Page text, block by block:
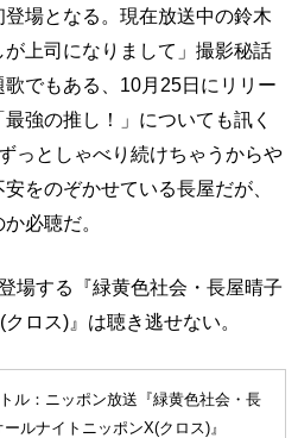
場となる。現在放送中の鈴木
上司になりまして」撮影秘話
でもある、10月25日にリリー
強の推し！」についても訊く
っとしゃべり続けちゃうからや
をのぞかせている長屋だが、
必聴だ。
場する『緑黄色社会・長屋晴子
ロス)』は聴き逃せない。
ル：ニッポン放送『緑黄色社会・長
ルナイトニッポンX(クロス)』